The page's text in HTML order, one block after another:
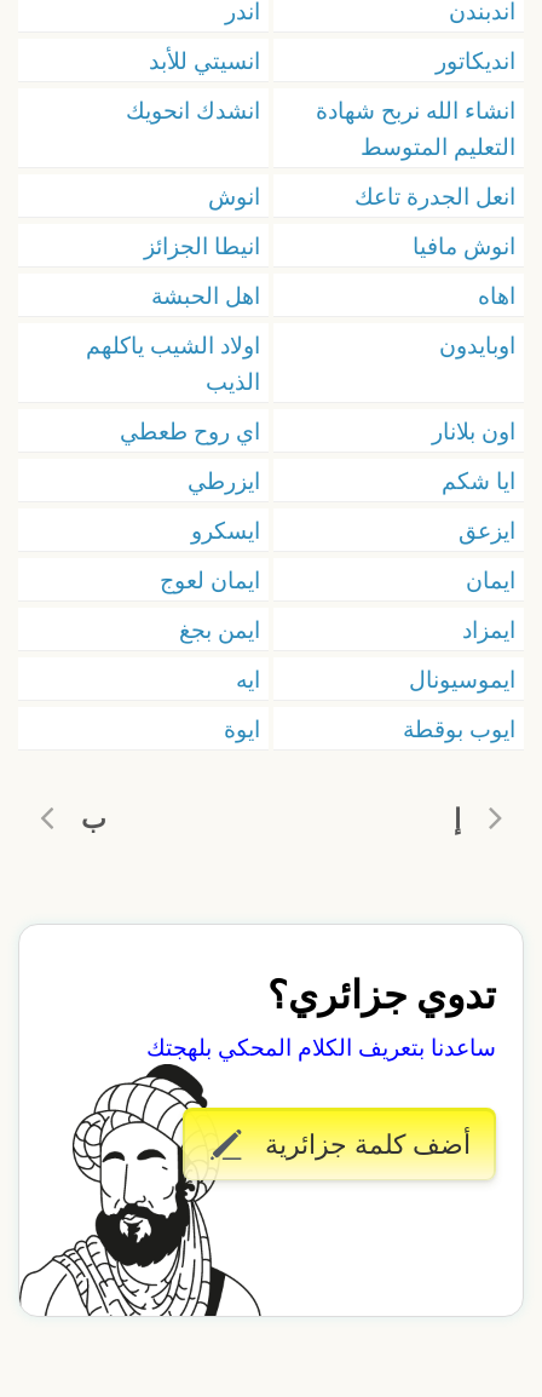
اندبندن
اندر
انديكاتور
انسيتي للأبد
انشاء الله نربح شهادة
التعليم المتوسط
انشدك انحويك
انعل الجدرة تاعك
انوش
انوش مافيا
انيطا الجزائز
اهاه
اهل الحبشة
اوبايدون
اولاد الشيب ياكلهم
الذيب
اون بلانار
اي روح طعطي
ايا شكم
ايزرطي
ايزعق
ايسكرو
ايمان
ايمان لعوج
ايمزاد
ايمن بجغ
ايموسيونال
ايه
ايوب بوقطة
ايوة
إ ب
تدوي جزائري؟
ساعدنا بتعريف الكلام المحكي بلهجتك
أضف كلمة جزائرية